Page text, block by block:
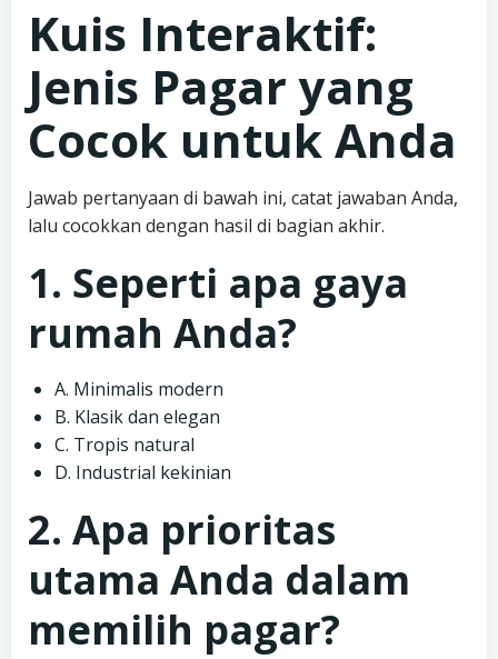
Kuis Interaktif:
Jenis Pagar yang
Cocok untuk Anda
Jawab pertanyaan di bawah ini, catat jawaban Anda,
lalu cocokkan dengan hasil di bagian akhir.
1. Seperti apa gaya
rumah Anda?
A. Minimalis modern
B. Klasik dan elegan
C. Tropis natural
D. Industrial kekinian
2. Apa prioritas
utama Anda dalam
memilih pagar?